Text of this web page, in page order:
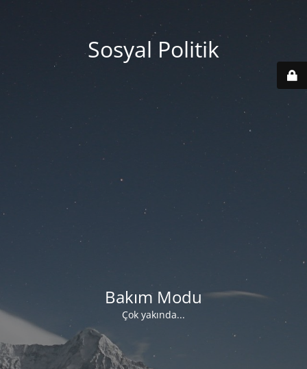
Sosyal Politik
Bakım Modu
Çok yakında...